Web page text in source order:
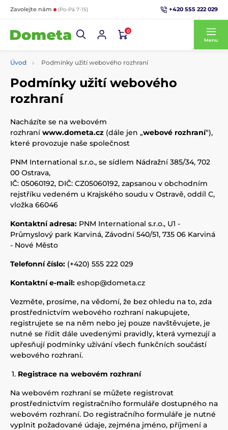
Zavolejte nám (Po-Pá 7-15) +420 555 222 029
0
Menu
Úvod Podmínky užití webového rozhraní
Podmínky užití webového
rozhraní
Nacházíte se na webovém
rozhraníwww.dometa.cz (dále jen „webové rozhraní“),
které provozuje naše společnost
PNM International s.r.o., se sídlem Nádražní 385/34, 702
00 Ostrava,
IČ: 05060192, DIČ: CZ05060192, zapsanou v obchodním
rejstříku vedeném u Krajského soudu v Ostravě, oddíl C,
vložka 66046
Kontaktní adresa: PNM International s.r.o., U1 -
Průmyslový park Karviná, Závodní 540/51, 735 06 Karviná
- Nové Město
Telefonní číslo: (+420) 555 222 029
Kontaktní e-mail: eshop@dometa.cz
Vezměte, prosíme, na vědomí, že bez ohledu na to, zda
prostřednictvím webového rozhraní nakupujete,
registrujete se na něm nebo jej pouze navštěvujete, je
nutné se řídit dále uvedenými pravidly, která vymezují a
upřesňují podmínky užívání všech funkčních součástí
webového rozhraní.
Registrace na webovém rozhraní
Na webovém rozhraní se můžete registrovat
prostřednictvím registračního formuláře dostupného na
webovém rozhraní. Do registračního formuláře je nutné
vyplnit požadované údaje, zejména jméno, příjmení a